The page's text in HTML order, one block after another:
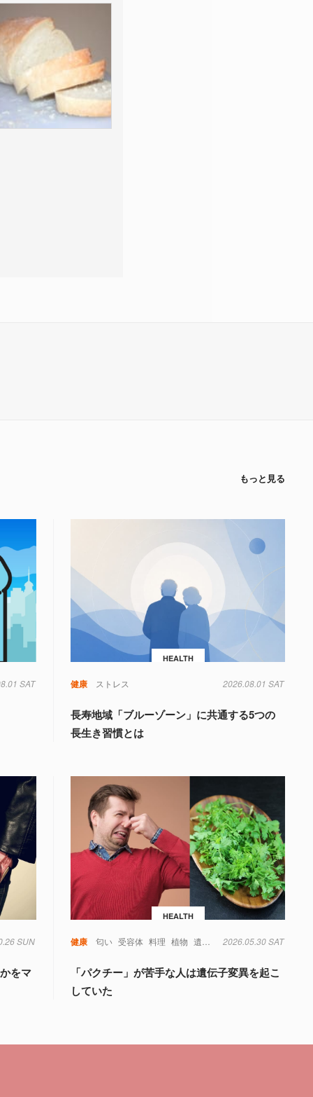
もっと見る
SAT
HEALTH
健康 ストレス 2026.08.01 SAT
長寿地域「ブルーゾーン」に共通する5つの
長生き習慣とは
SUN
をマ
HEALTH
健康 匂い 受容体 料理 植物 遺伝子 食べ物
2026.05.30 SAT
「パクチー」が苦手な人は遺伝子変異を起こ
していた